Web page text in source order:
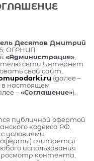
Десятов Дмитрий
ОГРНИП
«Администрация»
сети Интернет
свой сайт,
(далее –
в настоящем
–«Соглашение»).
публичной офертой
кодекса РФ.
условиями
оферты) считается
использования
контента,